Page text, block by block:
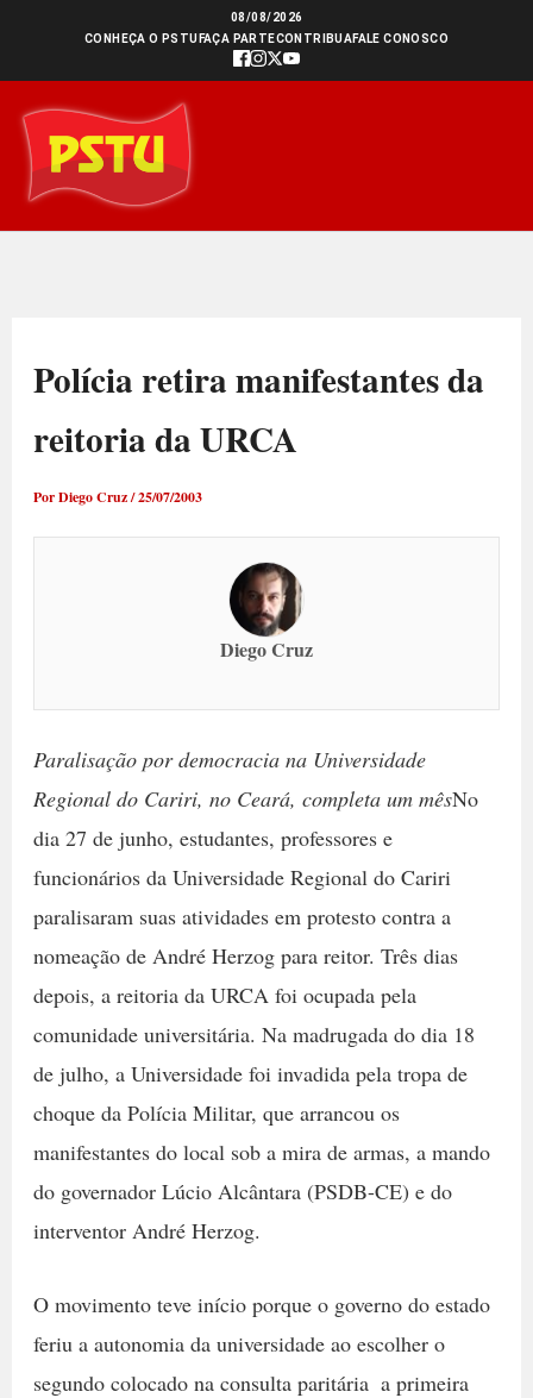
conteúdo
08/08/2026
CONHEÇA O PSTU FAÇA PARTECONTRIBUAFALE CONOSCO
Polícia retira manifestantes da
reitoria da URCA
PorDiego Cruz/25/07/2003
Diego Cruz
Paralisação por democracia na Universidade
Regional do Cariri, no Ceará, completa um mêsNo
dia 27 de junho, estudantes, professores e
funcionários da Universidade Regional do Cariri
paralisaram suas atividades em protesto contra a
nomeação de André Herzog para reitor. Três dias
depois, a reitoria da URCA foi ocupada pela
comunidade universitária. Na madrugada do dia 18
de julho, a Universidade foi invadida pela tropa de
choque da Polícia Militar, que arrancou os
manifestantes do local sob a mira de armas, a mando
do governador Lúcio Alcântara (PSDB-CE) e do
interventor André Herzog.
O movimento teve início porque o governo do estado
feriu a autonomia da universidade ao escolher o
segundo colocado na consulta paritária  a primeira